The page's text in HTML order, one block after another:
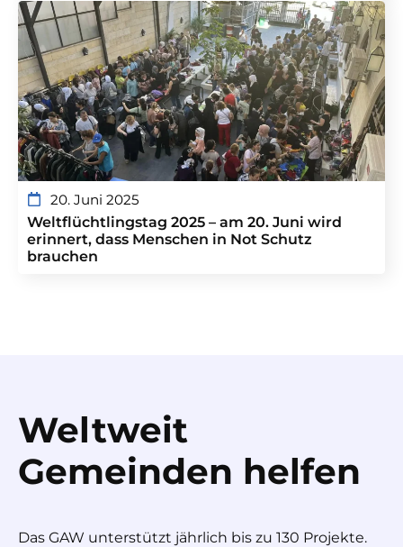
20. Juni 2025
Weltflüchtlingstag 2025 – am 20. Juni wird
erinnert, dass Menschen in Not Schutz
brauchen
Weltweit
Gemeinden helfen
Das GAW unterstützt jährlich bis zu 130 Projekte.